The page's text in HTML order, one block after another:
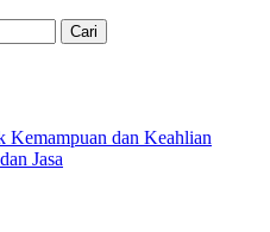
Kemampuan dan Keahlian
Jasa